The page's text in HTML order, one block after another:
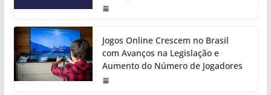
Jogos Online Crescem no Brasil
com Avanços na Legislação e
Aumento do Número de Jogadores